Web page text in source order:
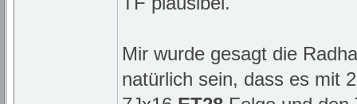
Mir wurde gesagt die
natürlich sein, dass es mit